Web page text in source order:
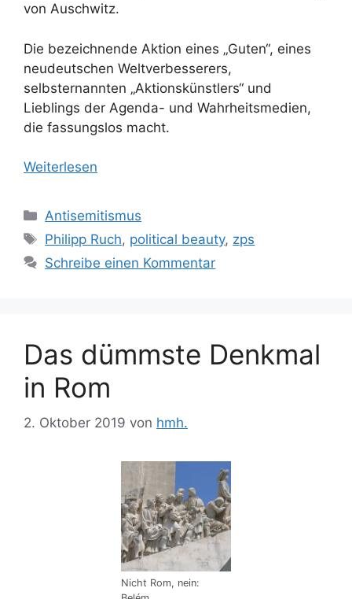
von Auschwitz.
Die bezeichnende Aktion eines „Guten“, eines
neudeutschen Weltverbesserers,
selbsternannten „Aktionskünstlers“ und
Lieblings der Agenda- und Wahrheitsmedien,
die fassungslos macht.
Weiterlesen
Kategorien
Antisemitismus
Schlagwörter
Philipp Ruch, political beauty, zps
Schreibe einen Kommentar
Das dümmste Denkmal
in Rom
2. Oktober 2019 von hmh.
Nicht Rom, nein: